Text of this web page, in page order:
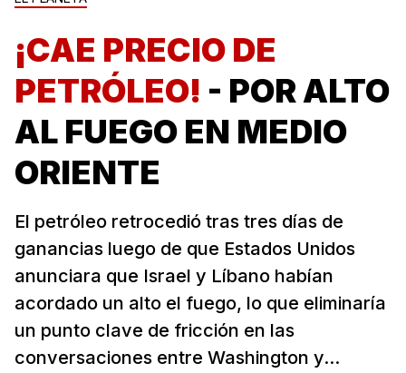
¡CAE PRECIO DE
PETRÓLEO! - POR ALTO
AL FUEGO EN MEDIO
ORIENTE
El petróleo retrocedió tras tres días de
ganancias luego de que Estados Unidos
anunciara que Israel y Líbano habían
acordado un alto el fuego, lo que eliminaría
un punto clave de fricción en las
conversaciones entre Washington y...